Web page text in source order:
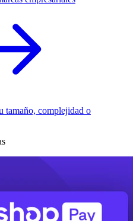
tamaño, complejidad o